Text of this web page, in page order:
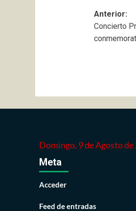
de
Anterior:
Concierto
Domingo, 9 de Agosto de
Meta
Acceder
Feed de entradas